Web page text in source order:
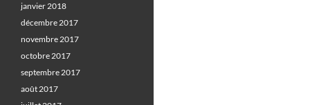
janvier 2018
décembre 2017
novembre 2017
octobre 2017
septembre 2017
août 2017